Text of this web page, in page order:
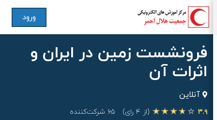
ورود
فرونشست زمین در ایران و
اثرات آن
آنلاین
۳.۹ (از ۴ رای) ۶۵ شرکت‌کننده